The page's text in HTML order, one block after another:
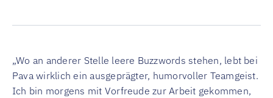
„Wo an anderer Stelle leere Buzzwords stehen, lebt bei
Pava wirklich ein ausgeprägter, humorvoller Teamgeist.
Ich bin morgens mit Vorfreude zur Arbeit gekommen,